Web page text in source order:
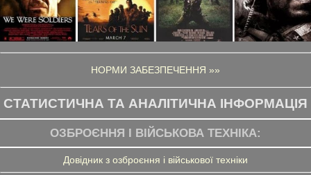
НОРМИ ЗАБЕЗПЕЧЕННЯ »»
СТАТИСТИЧНА ТА АНАЛІТИЧНА ІНФОРМАЦІЯ
ОЗБРОЄННЯ І ВІЙСЬКОВА ТЕХНІКА:
Довідник з озброєння і військової техніки